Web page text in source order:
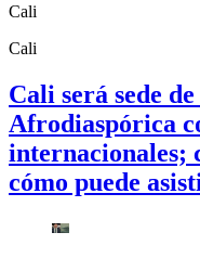
Cali
Cali
Cali será sede
Afrodiaspórica
internacionales;
cómo puede